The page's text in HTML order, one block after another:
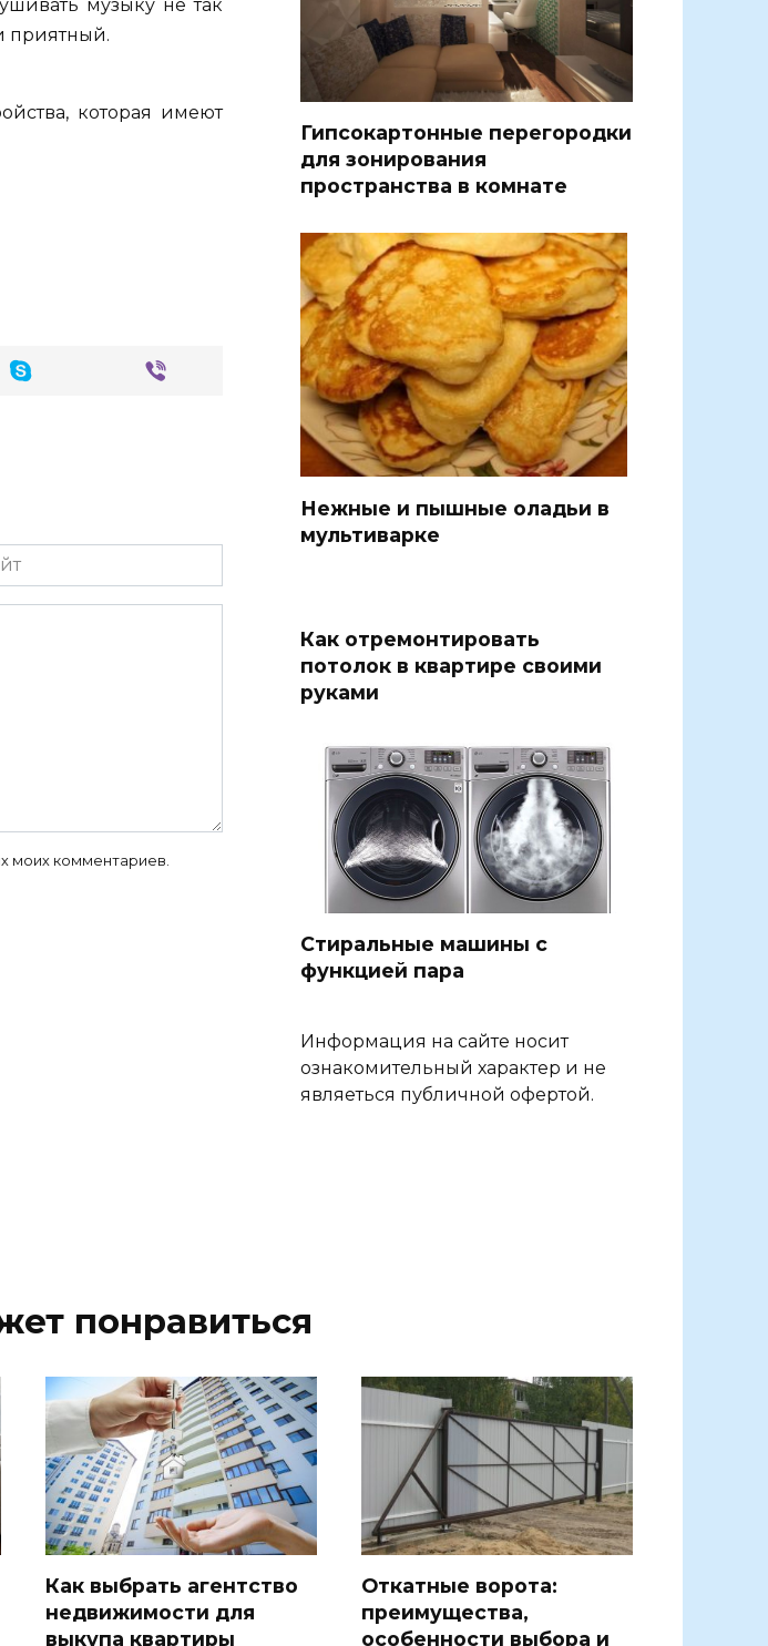
музыку не так
приятный.
которая имеют
моих комментариев.
Гипсокартонные перегородки
для зонирования
пространства в комнате
Нежные и пышные оладьи в
мультиварке
Как отремонтировать
потолок в квартире своими
руками
Стиральные машины с
функцией пара
Информация на сайте носит
ознакомительный характер и не
являеться публичной офертой.
понравиться
Как выбрать агентство
недвижимости для
выкупа квартиры
Откатные ворота:
преимущества,
особенности выбора и